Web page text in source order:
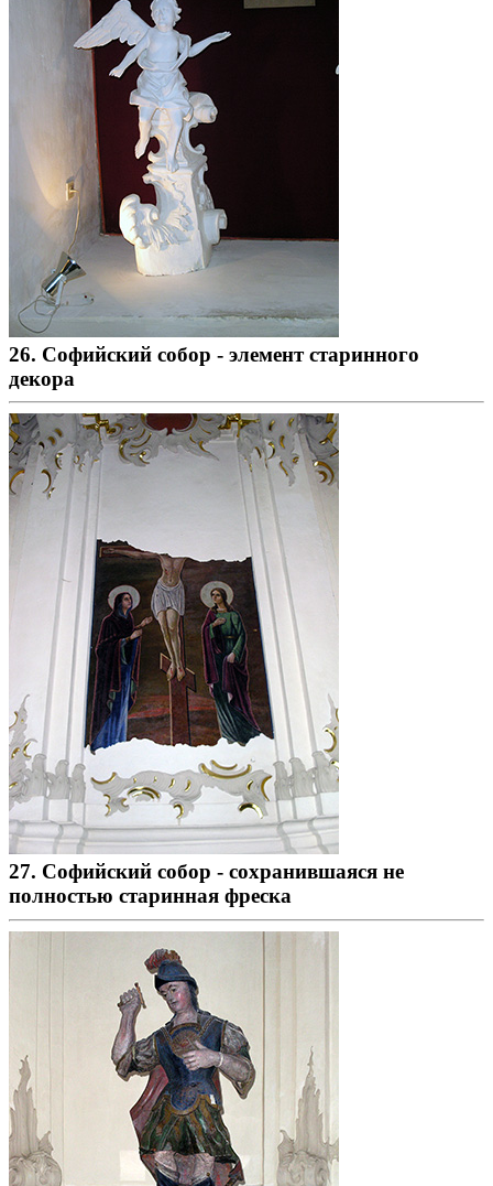
26. Софийский собор - элемент старинного
декора
27. Софийский собор - сохранившаяся не
полностью старинная фреска